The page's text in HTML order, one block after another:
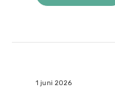
1 juni 2026